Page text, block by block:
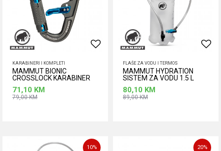
KARABINERI I KOMPLETI
MAMMUT BIONIC
CROSSLOCK KARABINER
71,10 KM
79,00KM
FLAŠE ZA VODU I TERMOS
MAMMUT HYDRATION
SISTEM ZA VODU 1.5 L
80,10 KM
89,00KM
10% 20%